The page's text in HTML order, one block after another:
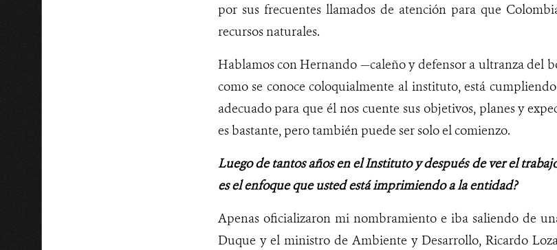
por sus frecuentes llamados de atención para que
recursos naturales.
Hablamos con Hernando —caleño y defensor a ultranza del
como se conoce coloquialmente al instituto, está
adecuado para que él nos cuente sus objetivos, planes y
es bastante, pero también puede ser solo el comienzo.
Luego de tantos años en el Instituto y después de ver el
es el enfoque que usted está imprimiendo a la entidad?
Apenas oficializaron mi nombramiento e iba saliendo de
Duque y el ministro de Ambiente y Desarrollo, Ricardo